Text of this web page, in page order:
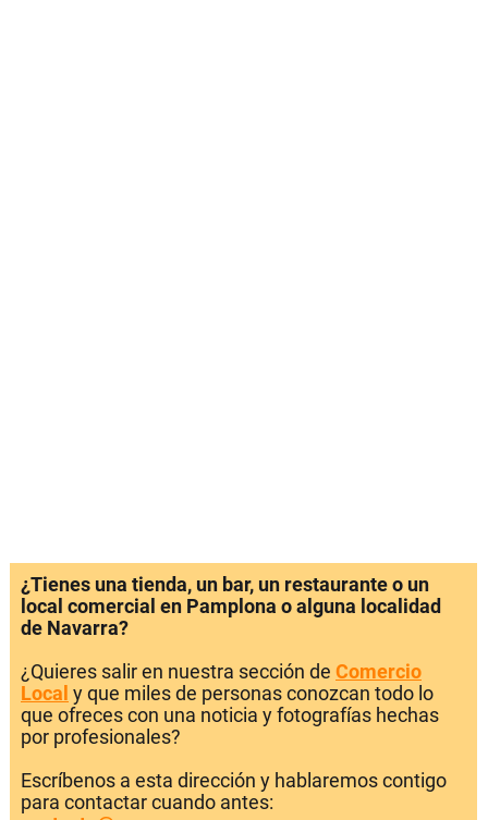
¿Tienes una tienda, un bar, un restaurante o un
local comercial en Pamplona o alguna localidad
de Navarra?
¿Quieres salir en nuestra sección de Comercio
Local y que miles de personas conozcan todo lo
que ofreces con una noticia y fotografías hechas
por profesionales?
Escríbenos a esta dirección y hablaremos contigo
para contactar cuando antes: